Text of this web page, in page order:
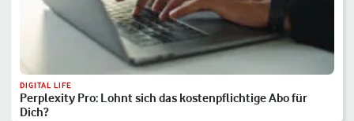
DIGITAL LIFE
Perplexity Pro: Lohnt sich das kostenpflichtige Abo für
Dich?